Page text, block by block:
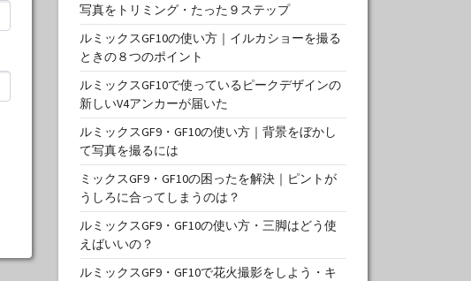
写真をトリミング・たった９ステップ
ルミックスGF10の使い方｜イルカショーを撮る
ときの８つのポイント
ルミックスGF10で使っているピークデザインの
新しいV4アンカーが届いた
ルミックスGF9・GF10の使い方｜背景をぼかし
て写真を撮るには
ミックスGF9・GF10の困ったを解決｜ピントが
うしろに合ってしまうのは？
ルミックスGF9・GF10の使い方・三脚はどう使
えばいいの？
ルミックスGF9・GF10で花火撮影をしよう・キ